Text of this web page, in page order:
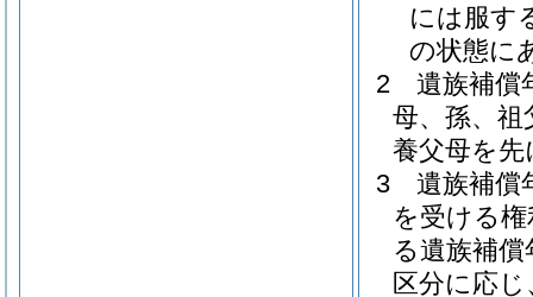
には服す
の状態に
2
遺族補償
母、孫、
養父母を
3
遺族補償
を受ける
る遺族補
区分に応